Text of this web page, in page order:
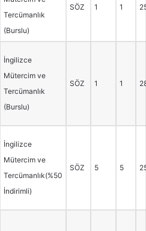
Tercümanlık
(Burslu)
SÖZ 1 1
İngilizce
Mütercim ve
Tercümanlık
(Burslu)
SÖZ 1 1
İngilizce
Mütercim ve
Tercümanlık(%50
İndirimli)
SÖZ 5 5